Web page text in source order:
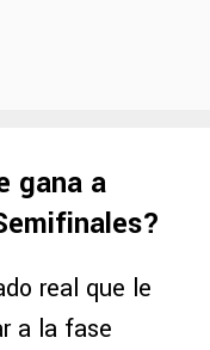
gana a
real que le
a la fase